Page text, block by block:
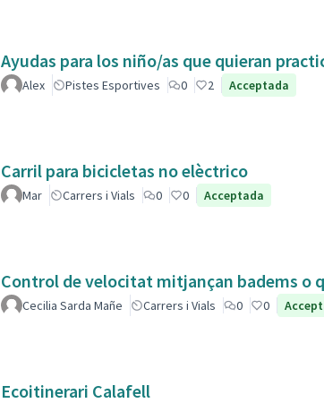
Ayudas para los niño/as que quieran
Alex Pistes Esportives 0 2 Acceptada
Carril para bicicletas no elèctrico
Mar Carrers i Vials 0 0 Acceptada
Control de velocitat mitjançan badems o
Cecilia Sarda Mañe Carrers i Vials 0 0
Ecoitinerari Calafell